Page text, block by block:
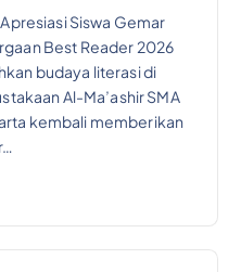
Siswa Gemar
Best Reader 2026
budaya literasi di
Al-Ma’ashir SMA
kembali memberikan